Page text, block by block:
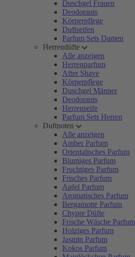
Duschgel Frauen
Deodorants
Körperpflege
Duftseifen
Parfum Sets Damen
Herrendüfte
Alle anzeigen
Herrenparfum
After Shave
Körperpflege
Duschgel Männer
Deodorants
Herrenseife
Parfum Sets Herren
Duftnoten
Alle anzeigen
Amber Parfum
Orientalisches Parfum
Blumiges Parfum
Fruchtiges Parfum
Frisches Parfum
Apfel Parfum
Aromatisches Parfum
Bergamotte Parfum
Chypre Düfte
Frische Wäsche Parfum
Holziges Parfum
Jasmin Parfum
Kokos Parfum